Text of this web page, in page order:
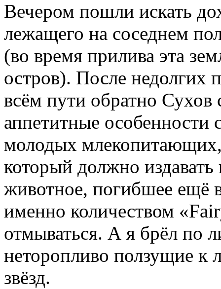
Вечером пошли искать
лежащего на соседнем
(во время прилива эта
остров). После недолгих
всём пути обратно
аппетитные особенности
молодых
который должно
животное, погибшее ещё
именно количеством
отмываться. А я брёл по
неторопливо ползущие
звёзд.